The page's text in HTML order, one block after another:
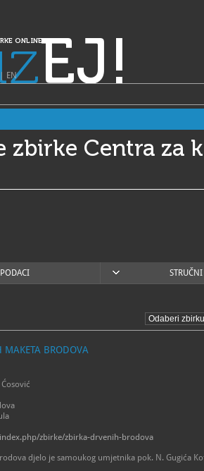
ONLINEEJ!
EN
zbirke Centra za
BRODOVA
zbirke/zbirka-drvenih-brodova
djelo je samoukog umjetnika pok. N. Gugića